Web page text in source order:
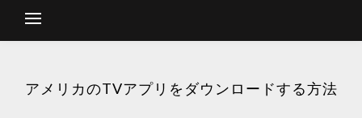
アメリカのTVアプリをダウンロードする方法